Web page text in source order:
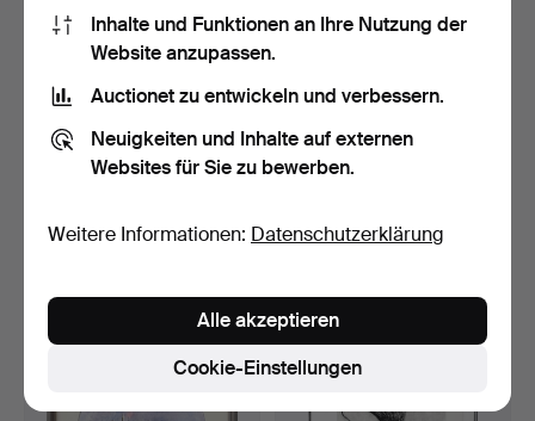
6 Tage
K…
7 Tage
Inhalte und Funktionen an Ihre Nutzung der
Website anzupassen.
Auctionet zu entwickeln und verbessern.
Neuigkeiten und Inhalte auf externen
Websites für Sie zu bewerben.
Weitere Informationen: Datenschutzerklärung
Cookie-Einstellungen
Alle akzeptieren